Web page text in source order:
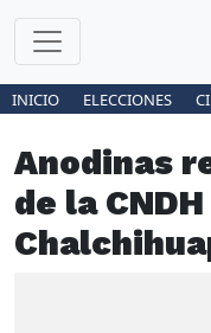
INICIO ELECCIONES
Anodinas
de la